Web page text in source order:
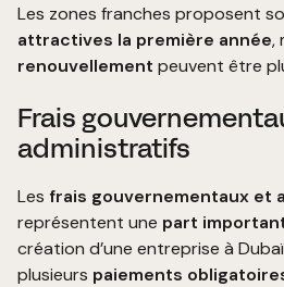
Les zones franches proposent
attractives la première année,
renouvellement peuvent être
Frais
administratifs
Les frais gouvernementaux et
représentent une part
création d’une entreprise à
plusieurs paiements